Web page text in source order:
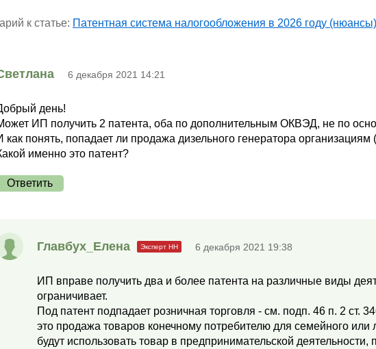
к статье: Патентная система налогообложения в 2026 году (нюансы)
6 декабря 2021 14:21
день!
ИП получить 2 патента, оба по дополнительным ОКВЭД, не по
как понять, попадает ли продажа дизельного генератора
именно это патент?
Ответить
Главбух_Елена 6 декабря 2021 19:38
ИП вправе получить два и более патента на различные виды
ограничивает.
Под патент подпадает розничная торговля - см. подп. 46 п. 2 ст.
это продажа товаров конечному потребителю для семейного
будут использовать товар в предпринимательской деятельности,